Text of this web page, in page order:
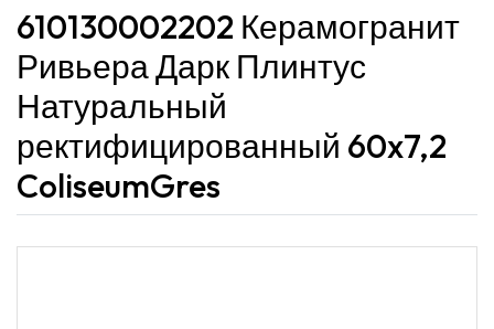
610130002202 Керамогранит
Ривьера Дарк Плинтус
Натуральный
ректифицированный 60x7,2
ColiseumGres